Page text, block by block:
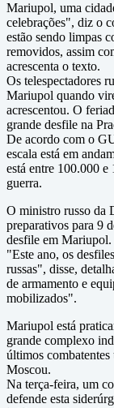
Mariupol, uma
celebrações", diz o
estão sendo limpas
removidos, assim
acrescenta o texto.
Os telespectadores
Mariupol quando
acrescentou. O
grande desfile na
De acordo com o
escala está em
está entre 100.000 e
guerra.
O ministro russo da
preparativos para 9
desfile em Mariupol.
"Este ano, os
russas", disse,
de armamento e
mobilizados".
Mariupol está
grande complexo
últimos
Moscou.
Na terça-feira, um
defende esta